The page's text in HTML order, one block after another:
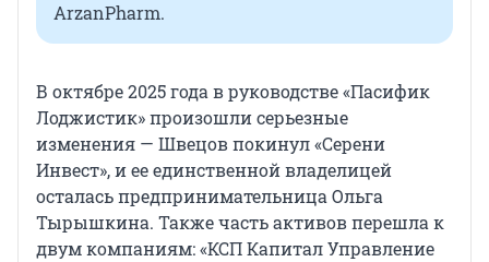
ArzanPharm.
В октябре 2025 года в руководстве «Пасифик
Лоджистик» произошли серьезные
изменения — Швецов покинул «Серени
Инвест», и ее единственной владелицей
осталась предпринимательница Ольга
Тырышкина. Также часть активов перешла к
двум компаниям: «КСП Капитал Управление